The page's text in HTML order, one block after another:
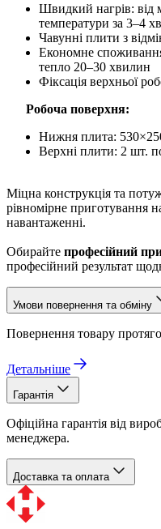
Швидкий нагрів: від
температури за 3–4
Чавунні плити з
Економне
тепло 20–30 хвилин
Фіксація верхньої
Робоча поверхня:
Нижня плита:
Верхні плити: 2 шт.
Міцна конструкція та
рівномірне приготування
навантаженні.
Обирайте професійний
професійний результат
Умови повернення та обміну
Повернення товару
Детальніше
Гарантія
Офіційна гарантія від
менеджера.
Доставка та оплата